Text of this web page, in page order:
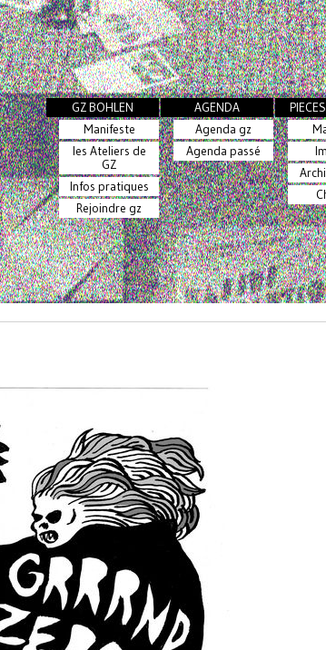
GZ BOHLEN
Manifeste
les Ateliers de
GZ
Infos pratiques
Rejoindre gz
AGENDA
Agenda gz
Agenda passé